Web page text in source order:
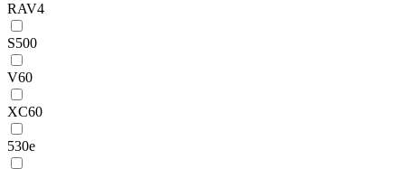
RAV4
S500
V60
XC60
530e